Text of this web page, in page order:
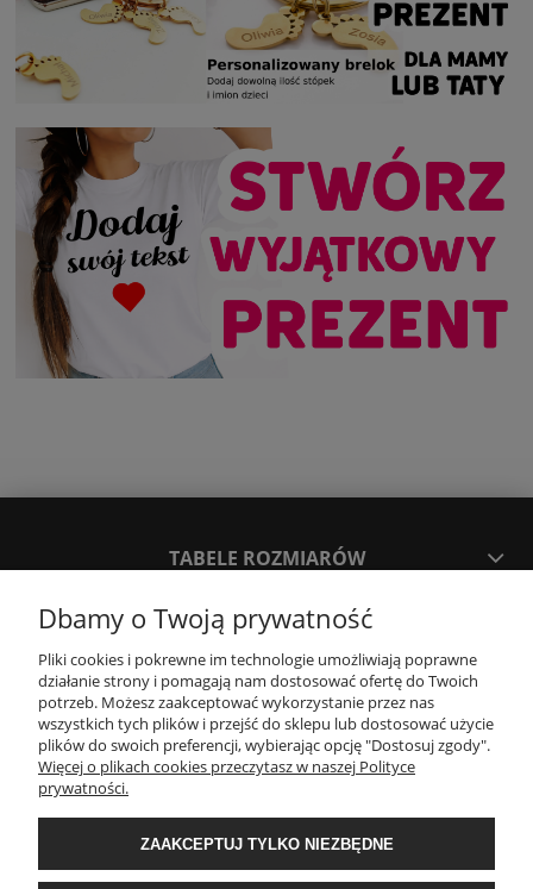
TABELE ROZMIARÓW
SPOSOBY PŁATNOŚCI ORAZ CZAS I KOSZTY DOSTAWY
DOSTAWY
KONTAKT
WYMIANA / ZWROTY / REKLAMACJE
REGULAMINY
Dbamy o Twoją prywatność
Pliki cookies i pokrewne im technologie umożliwiają poprawne
działanie strony i pomagają nam dostosować ofertę do Twoich
potrzeb. Możesz zaakceptować wykorzystanie przez nas
wszystkich tych plików i przejść do sklepu lub dostosować użycie
plików do swoich preferencji, wybierając opcję "Dostosuj zgody".
Więcej o plikach cookies przeczytasz w naszej Polityce
prywatności.
ZAAKCEPTUJ TYLKO NIEZBĘDNE